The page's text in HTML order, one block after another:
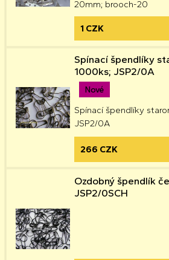
20mm; brooch-20
1 CZK
Nové
Spínací špendlíky
1000ks; JSP2/0A
Spínací špendlíky
JSP2/0A
266 CZK
Ozdobný špendlík
JSP2/0SCH